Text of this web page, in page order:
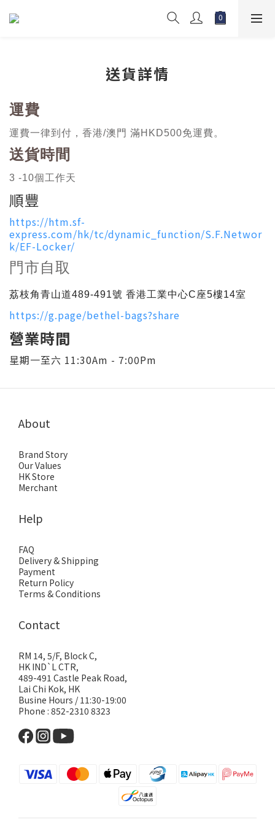
送貨詳情
運費
運費一律到付 ， 香港/澳門 滿 HKD500免運費。
送貨時間
3 -10個工作天
順豐
https://htm.sf-
express.com/hk/tc/dynamic_function/S.F.Networ
k/EF-Locker/
門市自取
荔枝角青山道489-491號 香港工業中心C座5樓14室
https://g.page/bethel-bags?share
營業時間
星期一至六 11:30Am - 7:00Pm
About
Brand Story
Our Values
HK Store
Merchant
Help
FAQ
Delivery & Shipping
Payment
Return Policy
Terms & Conditions
Contact
RM 14, 5/F, Block C,
HK IND`L CTR,
489-491 Castle Peak Road,
Lai Chi Kok, HK
Busine Hours / 11:30-19:00
Phone : 852-2310 8323